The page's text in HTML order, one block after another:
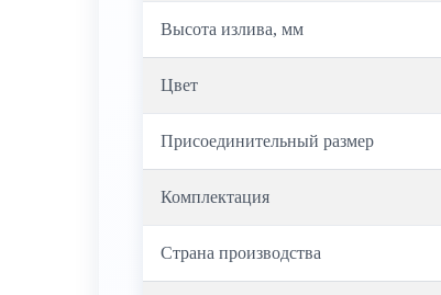
Высота излива, мм
Цвет
Присоединительный размер
Комплектация
Страна производства